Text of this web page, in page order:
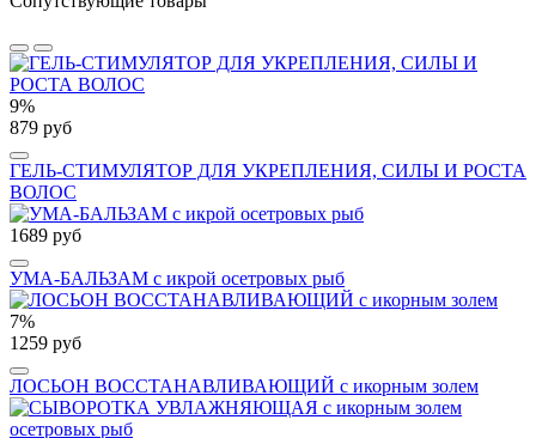
9%
879 руб
ГЕЛЬ-СТИМУЛЯТОР ДЛЯ УКРЕПЛЕНИЯ, СИЛЫ И РОСТА
ВОЛОС
1689 руб
УМА-БАЛЬЗАМ с икрой осетровых рыб
7%
1259 руб
ЛОСЬОН ВОССТАНАВЛИВАЮЩИЙ с икорным золем